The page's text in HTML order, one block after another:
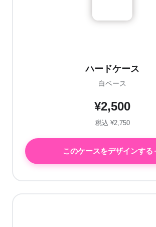
ハードケース
白ベース
¥2,500
税込 ¥2,750
このケースをデザインする